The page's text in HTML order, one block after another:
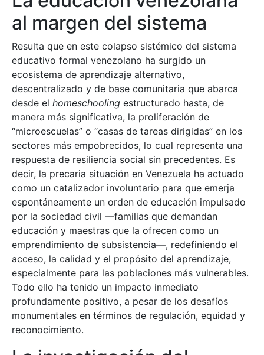
al margen del sistema
Resulta que en este colapso sistémico del sistema
educativo formal venezolano ha surgido un
ecosistema de aprendizaje alternativo,
descentralizado y de base comunitaria que abarca
desde el homeschooling estructurado hasta, de
manera más significativa, la proliferación de
“microescuelas” o “casas de tareas dirigidas” en los
sectores más empobrecidos, lo cual representa una
respuesta de resiliencia social sin precedentes. Es
decir, la precaria situación en Venezuela ha actuado
como un catalizador involuntario para que emerja
espontáneamente un orden de educación impulsado
por la sociedad civil —familias que demandan
educación y maestras que la ofrecen como un
emprendimiento de subsistencia—, redefiniendo el
acceso, la calidad y el propósito del aprendizaje,
especialmente para las poblaciones más vulnerables.
Todo ello ha tenido un impacto inmediato
profundamente positivo, a pesar de los desafíos
monumentales en términos de regulación, equidad y
reconocimiento.